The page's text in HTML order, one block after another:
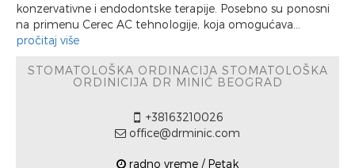
konzervativne i endodontske terapije. Posebno su ponosni
na primenu Cerec AC tehnologije, koja omogućava...
pročitaj više
STOMATOLOŠKA ORDINACIJA STOMATOLOŠKA
ORDINICIJA DR MINIĆ BEOGRAD
+38163210026
office@drminic.com
radno vreme / Petak